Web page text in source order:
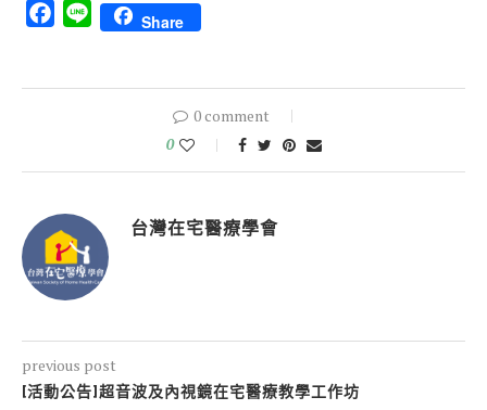
Facebook
Line Share
0 comment
0
台灣在宅醫療學會
previous post
[活動公告]超音波及內視鏡在宅醫療教學工作坊